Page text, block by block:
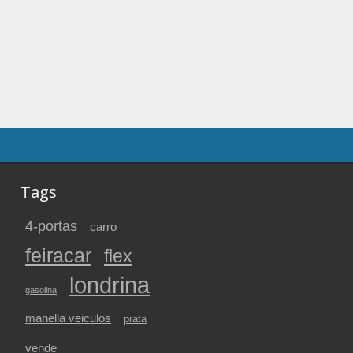
Tags
4-portas carro
feiracar flex
gasolina londrina
manella veiculos prata
vende